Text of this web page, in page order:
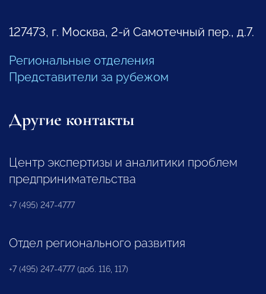
127473, г. Москва, 2-й Самотечный пер., д.7.
Региональные отделения
Представители за рубежом
Другие контакты
Центр экспертизы и аналитики проблем
предпринимательства
+7 (495) 247-4777
Отдел регионального развития
+7 (495) 247-4777 (доб. 116, 117)